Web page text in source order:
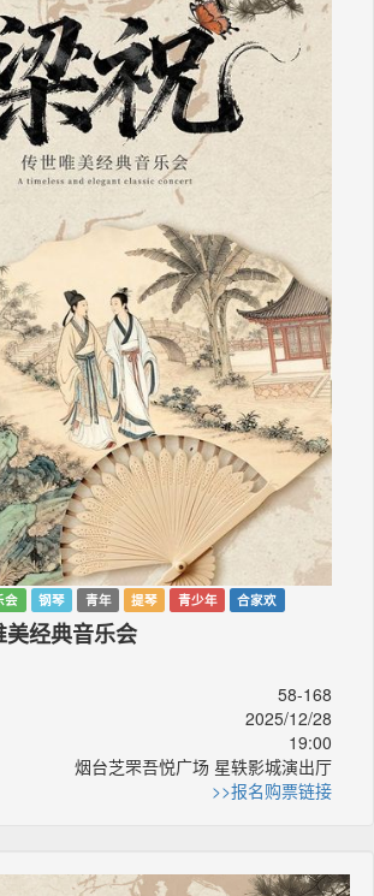
会 钢琴 青年 提琴 青少年 合家欢
美经典音乐会
58-168
2025/12/28
19:00
烟台芝罘吾悦广场 星轶影城演出厅
>>报名购票链接